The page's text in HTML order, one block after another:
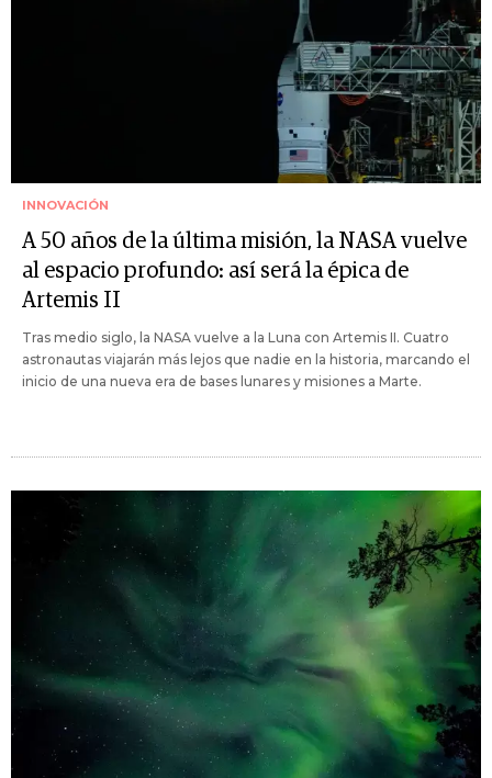
INNOVACIÓN
A 50 años de la última misión, la NASA vuelve
al espacio profundo: así será la épica de
Artemis II
Tras medio siglo, la NASA vuelve a la Luna con Artemis II. Cuatro
astronautas viajarán más lejos que nadie en la historia, marcando el
inicio de una nueva era de bases lunares y misiones a Marte.